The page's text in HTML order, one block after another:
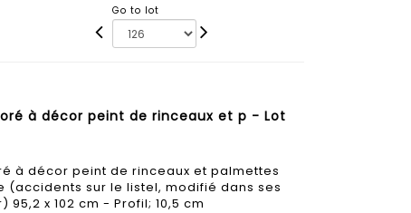
Go to lot
à décor peint de rinceaux et p - Lot
à décor peint de rinceaux et palmettes
(accidents sur le listel, modifié dans ses
x 102 cm - Profil; 10,5 cm